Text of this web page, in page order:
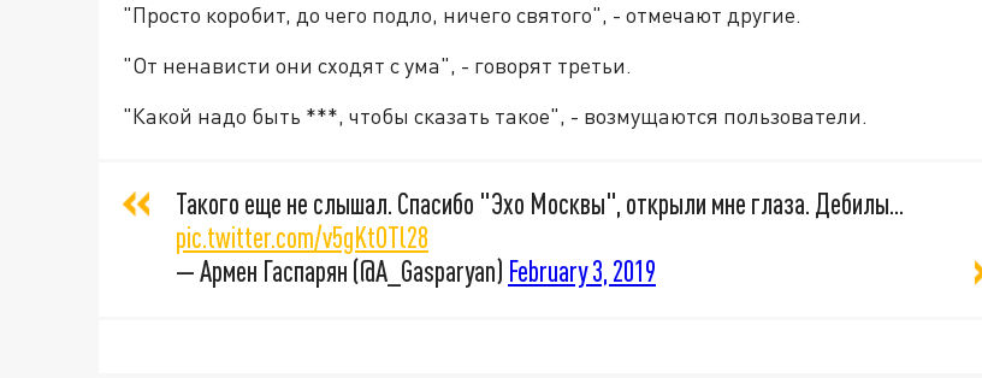
"Просто коробит, до чего подло, ничего святого", - отмечают другие.
"От ненависти они сходят с ума", - говорят третьи.
"Какой надо быть ***, чтобы сказать такое", - возмущаются пользователи.
Такого еще не слышал. Спасибо "Эхо Москвы", открыли мне глаза. Дебилы...
pic.twitter.com/v5gKtOTl28
— Армен Гаспарян (@A_Gasparyan) February 3, 2019